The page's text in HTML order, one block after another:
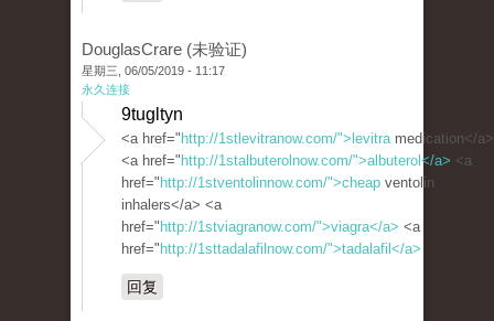
DouglasCrare (未验证)
星期三, 06/05/2019 - 11:17
永久连接
9tugltyn
<a href=" http://1stlevitranow.com/">levitramedication</a>
<a href=" http://1stalbuterolnow.com/">albuterol</a> <a
href=" http://1stventolinnow.com/">cheap ventolin
inhalers</a> <a
href=" http://1stviagranow.com/">viagra</a> <a
href=" http://1sttadalafilnow.com/">tadalafil</a>
回复